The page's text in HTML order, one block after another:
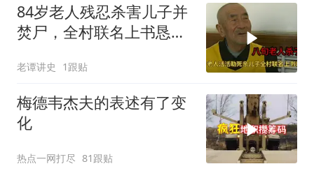
84岁老人残忍杀害儿子并
焚尸，全村联名上书恳求
落泪
老谭讲史 1跟贴
梅德韦杰夫的表述有了变
化
热点一网打尽 81跟贴